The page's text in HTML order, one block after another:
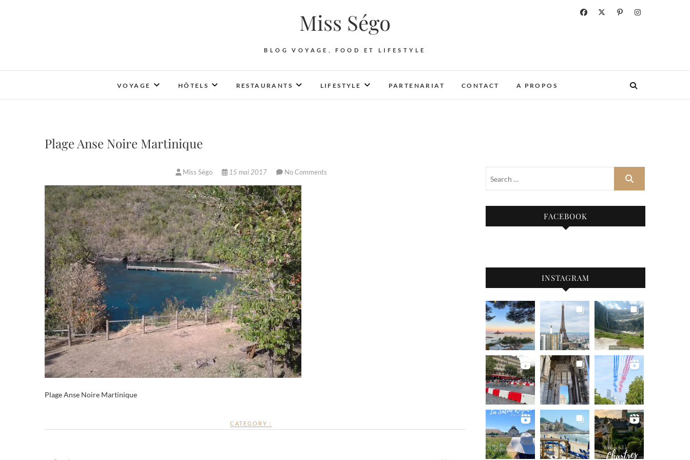
Miss Ségo
BLOG VOYAGE, FOOD ET LIFESTYLE
VOYAGE HÔTELS RESTAURANTS LIFESTYLE PARTENARIAT CONTACT A PROPOS
Plage Anse Noire Martinique
Miss Ségo 15 mai 2017 No Comments
Plage Anse Noire Martinique
CATEGORY :
FACEBOOK
INSTAGRAM